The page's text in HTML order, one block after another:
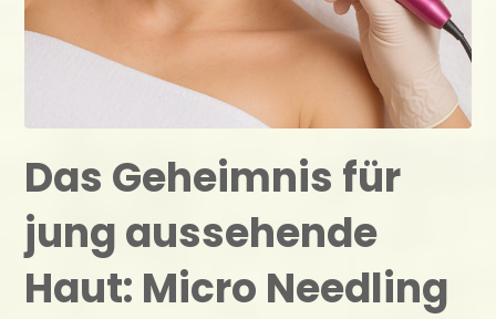
Das Geheimnis für
jung aussehende
Haut: Micro Needling